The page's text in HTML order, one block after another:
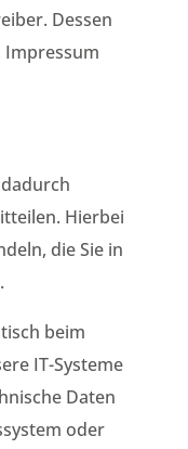
Dessen
Impressum
Hierbei
die Sie in
beim
IT-Systeme
Daten
oder